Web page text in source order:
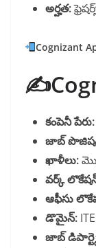
అర్హత:
Cognizant
కంపెనీ పేరు:
జాబ్
ఖాళీలు:
వర్క్
ఆఫీసు
డొమైన్:
జాబ్